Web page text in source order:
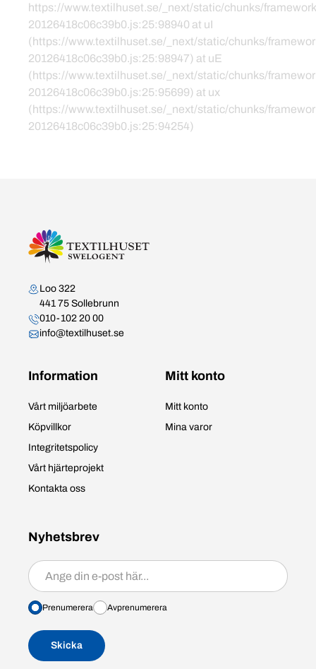
https://www.textilhuset.se/_next/static/chunks/
20126418c06c39b0.js:25:98940 at uI
(https://www.textilhuset.se/_next/static/chunks/
20126418c06c39b0.js:25:98947) at uE
(https://www.textilhuset.se/_next/static/chunks/
20126418c06c39b0.js:25:95699) at ux
(https://www.textilhuset.se/_next/static/chunks/
20126418c06c39b0.js:25:94254)
Kontakta oss
Loo 322
441 75 Sollebrunn
010-102 20 00
info@textilhuset.se
Information
Vårt miljöarbete
Köpvillkor
Integritetspolicy
Vårt hjärteprojekt
Kontakta oss
Mitt konto
Mitt konto
Mina varor
Nyhetsbrev
Prenumerera/avprenumerera
Prenumerera Avprenumerera
Skicka